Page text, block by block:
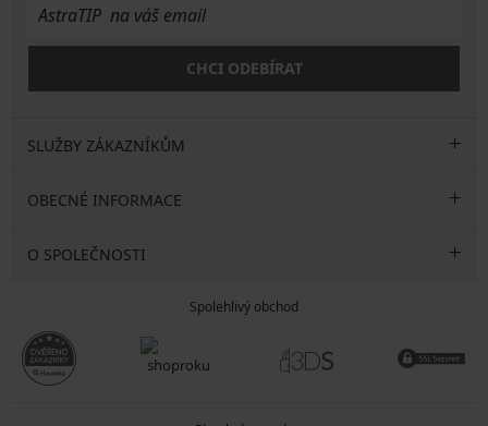
CHCI ODEBÍRAT
SLUŽBY ZÁKAZNÍKŮM
OBECNÉ INFORMACE
O SPOLEČNOSTI
Spolehlivý obchod